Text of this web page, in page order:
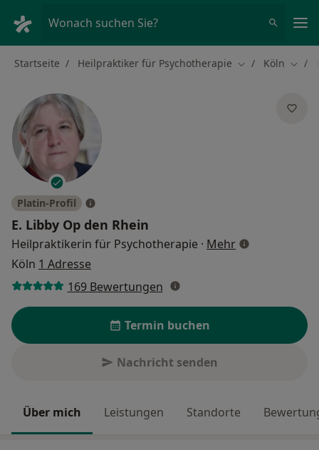
Wonach suchen Sie?
Startseite Heilpraktiker für Psychotherapie Stadt ändern
Köln Stadt
Platin-Profil
E. Libby Op den Rhein
Heilpraktikerin für Psychotherapie · Mehrüber
Köln 1 Adresse
169 Bewertungen
Termin buchen
Nachricht senden
Über mich Leistungen Standorte